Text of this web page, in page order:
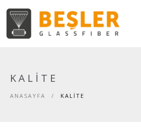
KALITE
ANASAYFA / KALITE